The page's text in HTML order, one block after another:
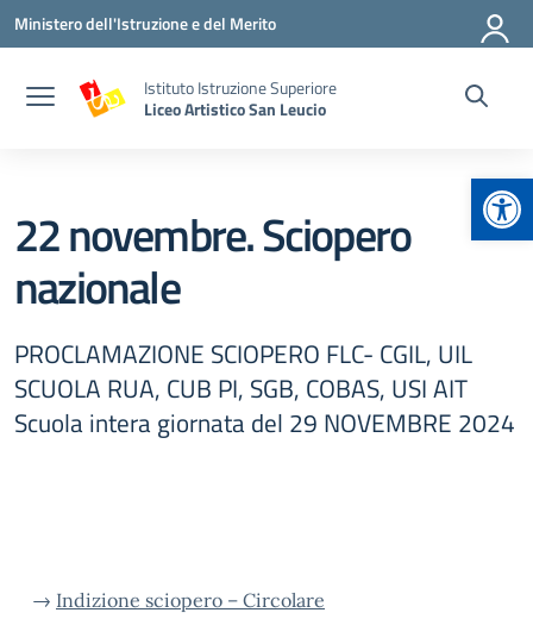
Vai ai contenuti
Vai al menu di navigazione
Vai al footer
Ministero dell'Istruzione e del Merito
Istituto Istruzione Superiore
Liceo Artistico San Leucio
22 novembre. Sciopero
nazionale
PROCLAMAZIONE SCIOPERO FLC- CGIL, UIL
SCUOLA RUA, CUB PI, SGB, COBAS, USI AIT
Scuola intera giornata del 29 NOVEMBRE 2024
→ Indizione sciopero – Circolare